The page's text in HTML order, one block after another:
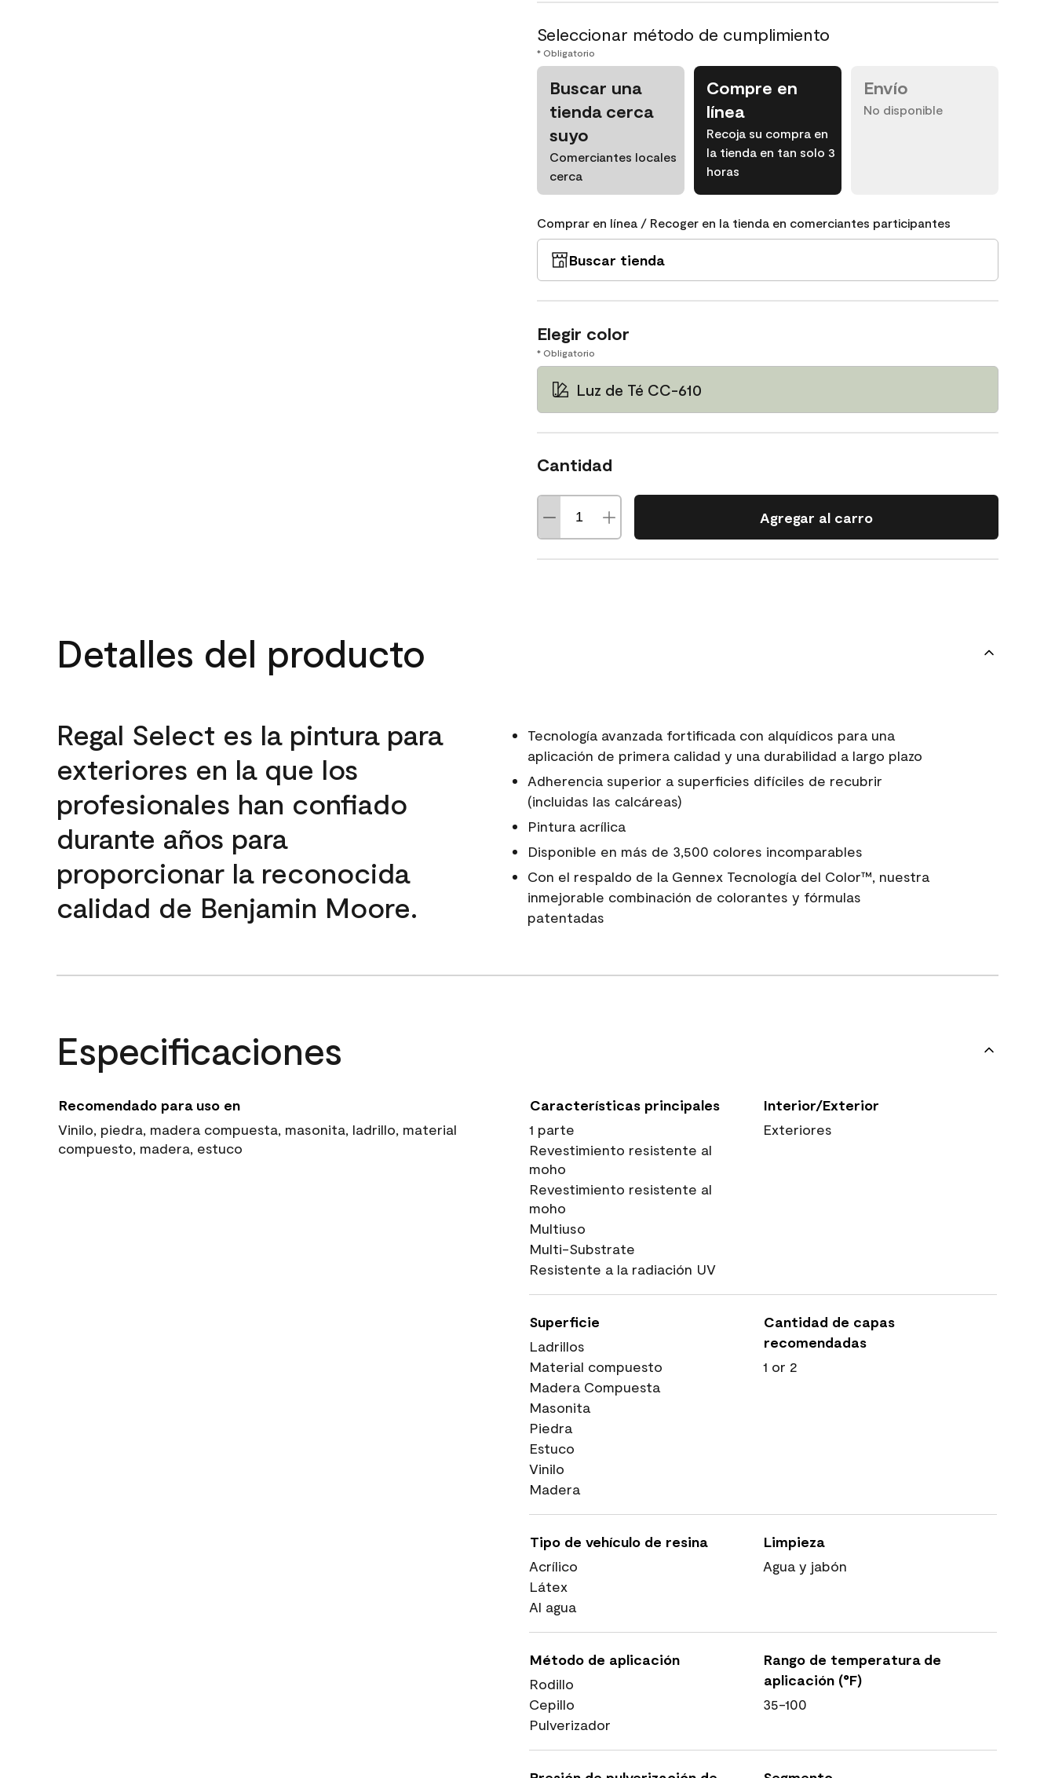
Seleccionar método de cumplimiento
* Obligatorio
Buscar una
tienda cerca
suyo
Comerciantes locales
cerca
Compre en
línea
Recoja su compra en
la tienda en tan solo 3
horas
Envío
No disponible
Comprar en línea / Recoger en la tienda en comerciantes participantes
Buscar tienda
Elegir color
* Obligatorio
Luz de Té CC-610
Cantidad
Agregar al carro
Detalles del producto
Regal Select es la pintura para
exteriores en la que los
profesionales han confiado
durante años para
proporcionar la reconocida
calidad de Benjamin Moore.
Tecnología avanzada fortificada con alquídicos para una
aplicación de primera calidad y una durabilidad a largo plazo
Adherencia superior a superficies difíciles de recubrir
(incluidas las calcáreas)
Pintura acrílica
Disponible en más de 3,500 colores incomparables
Con el respaldo de la Gennex Tecnología del Color™, nuestra
inmejorable combinación de colorantes y fórmulas
patentadas
Especificaciones
Recomendado para uso en
Vinilo, piedra, madera compuesta, masonita, ladrillo, material
compuesto, madera, estuco
Características principales
1 parte
Revestimiento resistente al
moho
Revestimiento resistente al
moho
Multiuso
Multi-Substrate
Resistente a la radiación UV
Interior/Exterior
Exteriores
Superficie
Ladrillos
Material compuesto
Madera Compuesta
Masonita
Piedra
Estuco
Vinilo
Madera
Cantidad de capas
recomendadas
1 or 2
Tipo de vehículo de resina
Acrílico
Látex
Al agua
Limpieza
Agua y jabón
Método de aplicación
Rodillo
Cepillo
Pulverizador
Rango de temperatura de
aplicación (°F)
35-100